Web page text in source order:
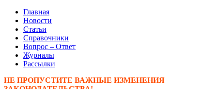
Главная
Новости
Статьи
Справочники
Вопрос – Ответ
Журналы
Рассылки
НЕ ПРОПУСТИТЕ ВАЖНЫЕ ИЗМЕНЕНИЯ